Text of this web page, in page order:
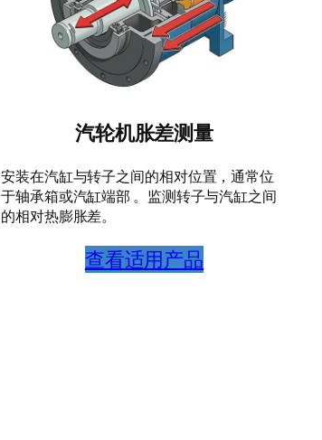
汽轮机胀差测量
安装在汽缸与转子之间的相对位置，通常位
于轴承箱或汽缸端部 。监测转子与汽缸之间
的相对热膨胀差。
查看适用产品